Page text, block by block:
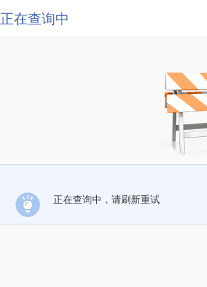
正在查询中
正在查询中，请刷新重试